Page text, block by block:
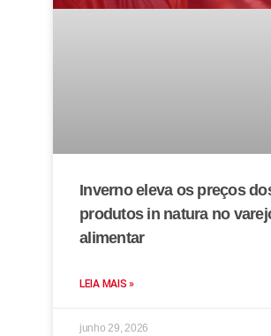
Inverno eleva os preços
produtos in natura no
alimentar
LEIA MAIS »
junho 29, 2026